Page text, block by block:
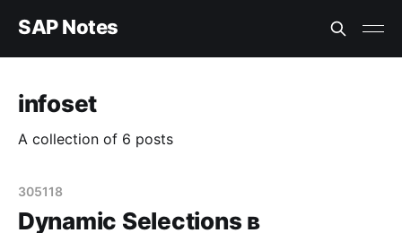
SAP Notes
infoset
A collection of 6 posts
305118
Dynamic Selections в